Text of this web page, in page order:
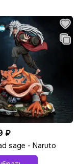
₽
sage - Naruto